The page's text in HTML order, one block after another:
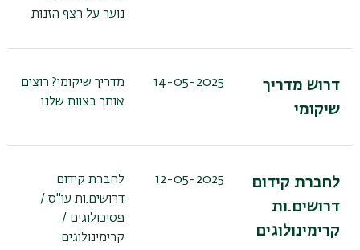
נוער על רצף הזנות
דרוש מדריך
שיקומי
14-05-2025
מדריך שיקומי? רוצים
אותך בצוות שלנו
לחברת קידום
דרושים.ות
קרימינולוגים
12-05-2025
לחברת קידום
דרושים.ות עו"ס /
פסיכולוגים /
קרימינולוגים